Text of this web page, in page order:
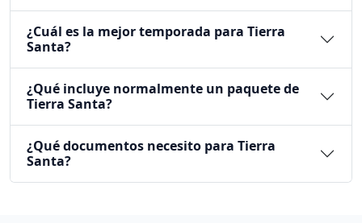
¿Cuál es la mejor temporada para Tierra
Santa?
¿Qué incluye normalmente un paquete de
Tierra Santa?
¿Qué documentos necesito para Tierra
Santa?